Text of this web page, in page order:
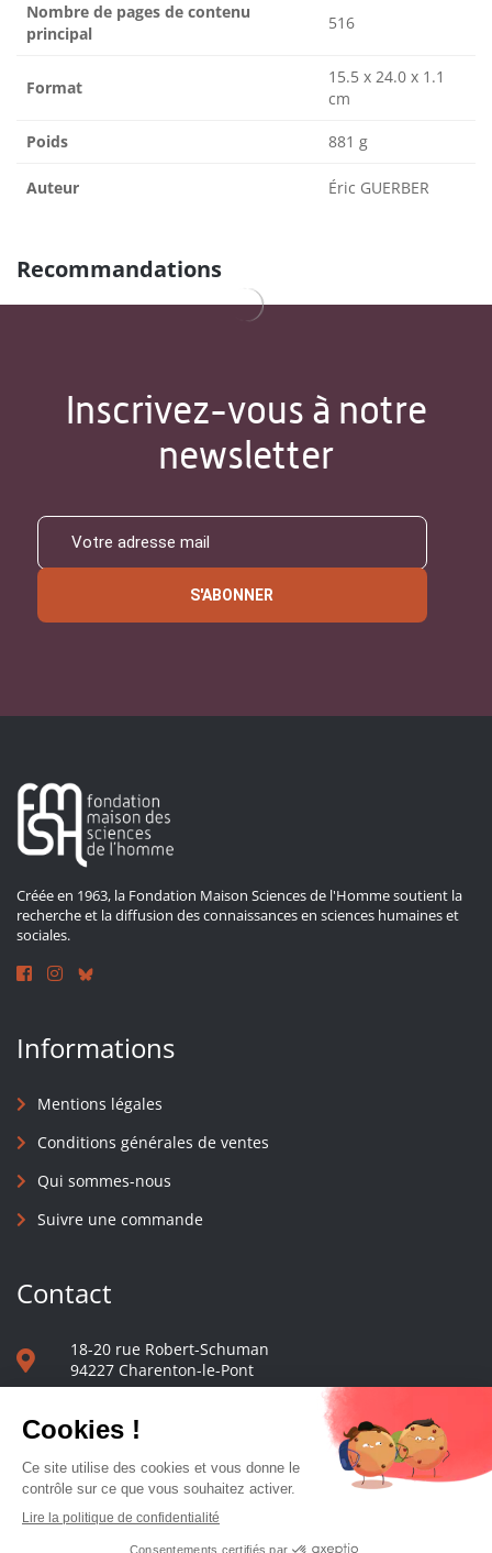
Nombre de pages de contenu
principal
516
Format
15.5 x 24.0 x 1.1
cm
Poids 881 g
Auteur Éric GUERBER
Recommandations
Inscrivez-vous à notre
newsletter
S'ABONNER
Créée en 1963, la Fondation Maison Sciences de l'Homme soutient la
recherche et la diffusion des connaissances en sciences humaines et
sociales.
Informations
Mentions légales
Conditions générales de ventes
Qui sommes-nous
Suivre une commande
Contact
18-20 rue Robert-Schuman
94227 Charenton-le-Pont